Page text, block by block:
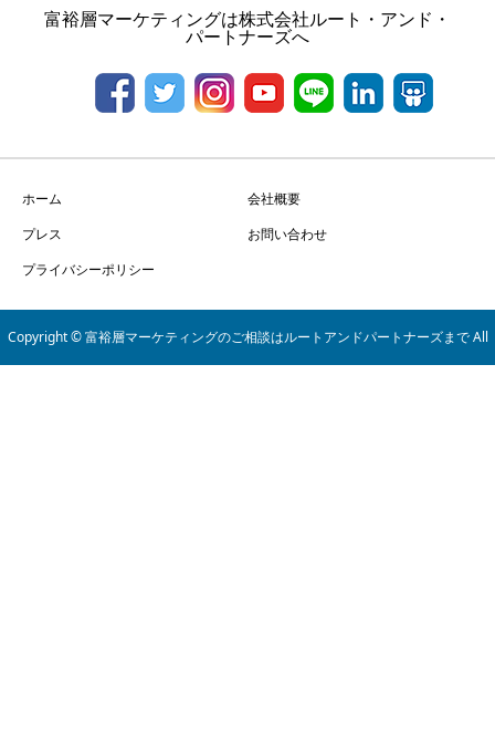
富裕層マーケティングは株式会社ルート・アンド・
パートナーズへ
ホーム
会社概要
プレス
お問い合わせ
プライバシーポリシー
Copyright © 富裕層マーケティングのご相談はルートアンドパートナーズまで All